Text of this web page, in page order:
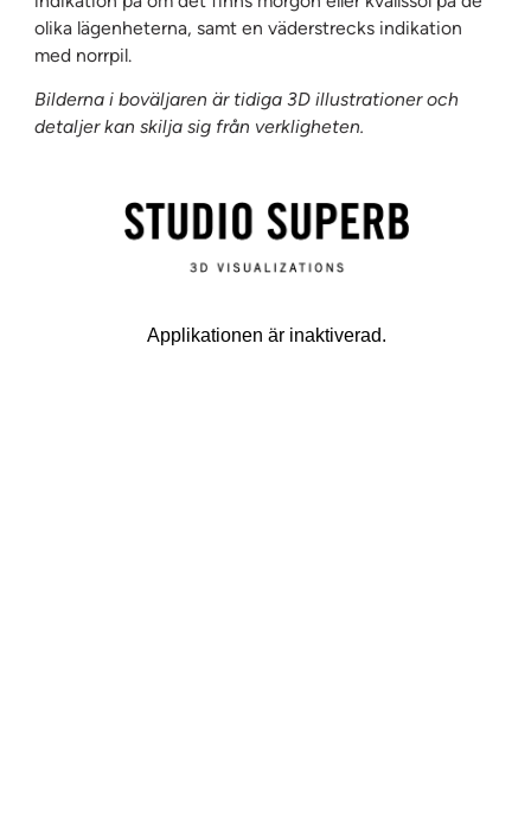
olika lägenheterna, samt en väderstrecks indikation
med norrpil.
Bilderna i boväljaren är tidiga 3D illustrationer och
detaljer kan skilja sig från verkligheten.